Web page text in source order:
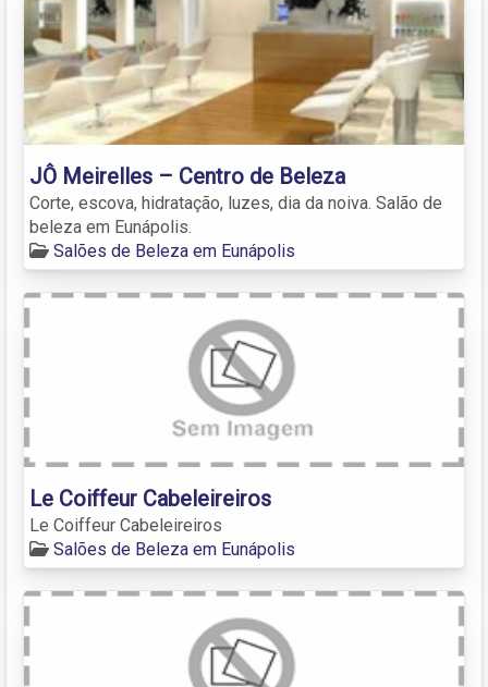
JÔ Meirelles – Centro de Beleza
Corte, escova, hidratação, luzes, dia da noiva. Salão de
beleza em Eunápolis.
Salões de Beleza em Eunápolis
Le Coiffeur Cabeleireiros
Le Coiffeur Cabeleireiros
Salões de Beleza em Eunápolis